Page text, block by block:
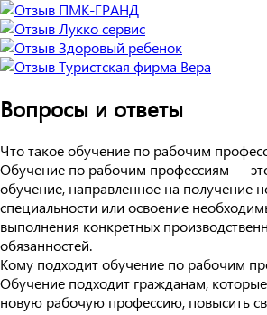
Вопросы и ответы
Что такое обучение по рабочим
Обучение по рабочим профессиям —
обучение, направленное на получение
специальности или освоение
выполнения конкретных
обязанностей.
Кому подходит обучение по рабочим
Обучение подходит гражданам, которые
новую рабочую профессию, повысить